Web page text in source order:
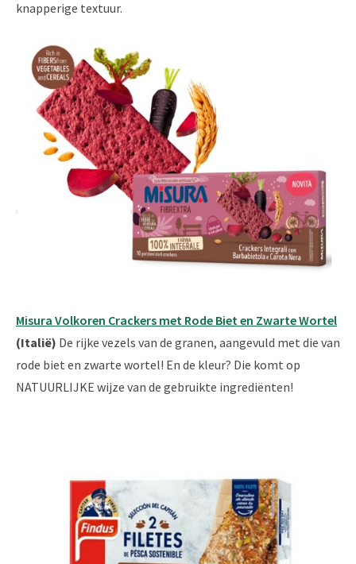
knapperige textuur.
Misura Volkoren Crackers met Rode Biet en Zwarte Wortel
(Italië) De rijke vezels van de granen, aangevuld met die van
rode biet en zwarte wortel! En ​​de kleur? Die komt op
NATUURLIJKE wijze van de gebruikte ingrediënten!